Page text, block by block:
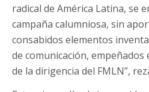
radical de América Latina, se
campaña calumniosa, sin
consabidos elementos
de comunicación,
de la dirigencia del FMLN”,